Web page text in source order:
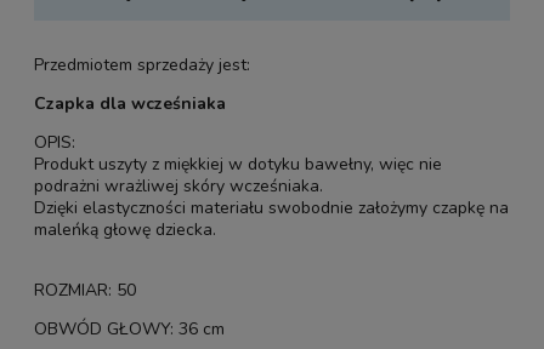
Przedmiotem sprzedaży jest:
Czapka dla wcześniaka
OPIS:
Produkt uszyty z miękkiej w dotyku bawełny, więc nie
podrażni wrażliwej skóry wcześniaka.
Dzięki elastyczności materiału swobodnie założymy czapkę na
maleńką głowę dziecka.
ROZMIAR: 50
OBWÓD GŁOWY: 36 cm